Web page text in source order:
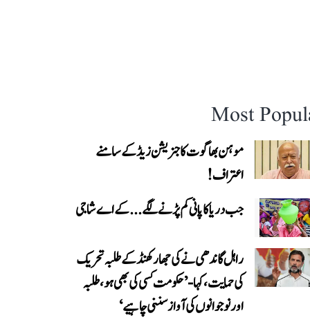
Most
موہن بھاگوت کا جنریشن زیڈ کے سامنے
اعتراف!
جب دریا کا پانی کم پڑنے لگے...کے اے شاجی
راہل گاندھی نے کی جھارکھنڈ کے طلبہ تحریک
کی حمایت، کہا- ’حکومت کسی کی بھی ہو، طلبہ
اور نوجوانوں کی آواز سننی چاہیے‘